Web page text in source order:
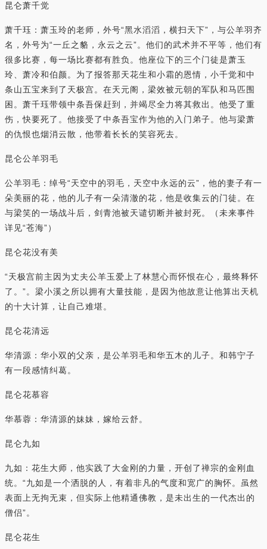
昆仑萧千觉
萧千珏：萧玉玲的老师，外号“黑水滔滔，横扫天下”，与公羊羽齐
名，外号为“一丘之貉，永云之云”。他们的武术并不平等，他们有
很多比赛，每一场比赛都有胜负。他座位下的三个门徒是萧玉
玲、萧冷和伯颜。为了报答那天花生和小霜的恩情，小千觉和中
条山五宝来到了天极宫。在天元阁，梁效被元朝的军队和马匹围
困。萧千珏带领中条吾保赶到，并竭尽全力将其救出。他受了重
伤，快要死了。他接受了中条吾宝作为他的入门弟子。他与梁萧
的仇恨也烟消云散，他带着长长的笑容死去。
昆仑公羊羽毛
公羊羽毛：绰号“天空中的羽毛，天空中永远的云”，他的妻子有一
朵美丽的花，他的儿子有一朵清澈的花，他是收集云的门徒。在
与梁笑的一场战斗后，剑青池被天谴切断并被封死。（未来事件
详见“苍海”）
昆仑花没有美
“天极宫前主因为丈夫公羊玉爱上了林慧心而怀恨在心，最终释怀
了。”。梁小溪之所以拥有大量技能，是因为他故意让他算出天机
的十大计算，让自己难堪。
昆仑花清远
华清源：华小双的父亲，是公羊羽毛和华五木的儿子。和韩宁子
有一段感情纠葛。
昆仑花慕容
华慕蓉：华清源的妹妹，嫁给云舒。
昆仑九如
九如：花生大师，他实践了大金刚的力量，开创了禅宗的金刚血
统。“九如是一个洒脱的人，有着非凡的气度和宽广的胸怀。虽然
表面上无拘无束，但实际上他精通佛教，是未出生的一代杰出的
僧侣”。
昆仑花生